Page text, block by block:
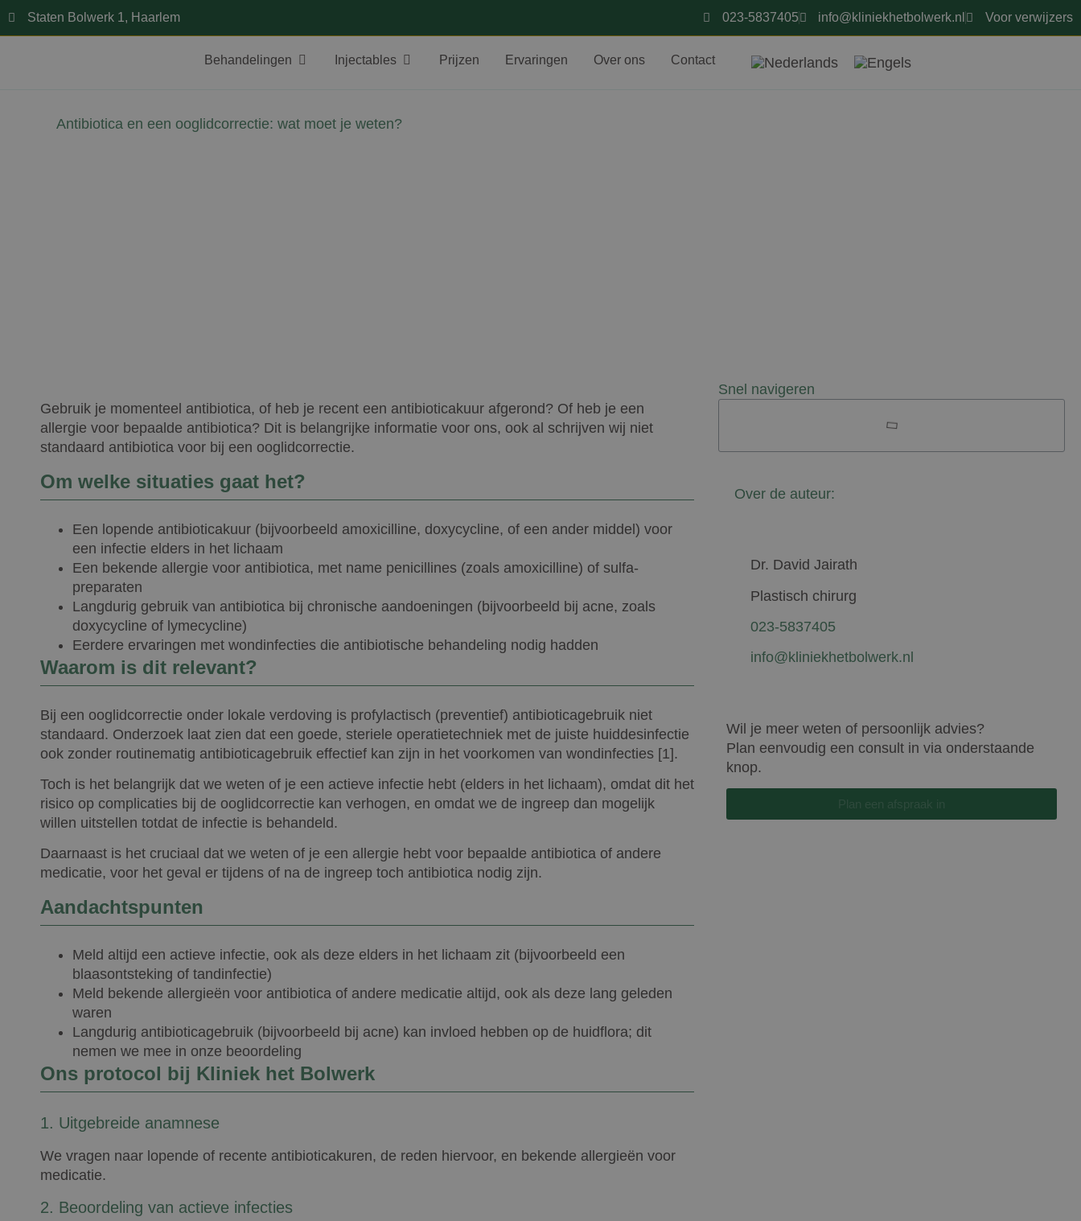
Staten Bolwerk 1, Haarlem 023-5837405 info@kliniekhetbolwerk.nl Voor verwijzers
Behandelingen Injectables Prijzen Ervaringen Over ons Contact
Antibiotica en een ooglidcorrectie: wat moet je weten?
Gebruik je momenteel antibiotica, of heb je recent een antibioticakuur afgerond? Of heb je een
allergie voor bepaalde antibiotica? Dit is belangrijke informatie voor ons, ook al schrijven wij niet
standaard antibiotica voor bij een ooglidcorrectie.
Om welke situaties gaat het?
Een lopende antibioticakuur (bijvoorbeeld amoxicilline, doxycycline, of een ander middel) voor
een infectie elders in het lichaam
Een bekende allergie voor antibiotica, met name penicillines (zoals amoxicilline) of sulfa-
preparaten
Langdurig gebruik van antibiotica bij chronische aandoeningen (bijvoorbeeld bij acne, zoals
doxycycline of lymecycline)
Eerdere ervaringen met wondinfecties die antibiotische behandeling nodig hadden
Waarom is dit relevant?
Bij een ooglidcorrectie onder lokale verdoving is profylactisch (preventief) antibioticagebruik niet
standaard. Onderzoek laat zien dat een goede, steriele operatietechniek met de juiste huiddesinfectie
ook zonder routinematig antibioticagebruik effectief kan zijn in het voorkomen van wondinfecties [1].
Toch is het belangrijk dat we weten of je een actieve infectie hebt (elders in het lichaam), omdat dit het
risico op complicaties bij de ooglidcorrectie kan verhogen, en omdat we de ingreep dan mogelijk
willen uitstellen totdat de infectie is behandeld.
Daarnaast is het cruciaal dat we weten of je een allergie hebt voor bepaalde antibiotica of andere
medicatie, voor het geval er tijdens of na de ingreep toch antibiotica nodig zijn.
Aandachtspunten
Meld altijd een actieve infectie, ook als deze elders in het lichaam zit (bijvoorbeeld een
blaasontsteking of tandinfectie)
Meld bekende allergieën voor antibiotica of andere medicatie altijd, ook als deze lang geleden
waren
Langdurig antibioticagebruik (bijvoorbeeld bij acne) kan invloed hebben op de huidflora; dit
nemen we mee in onze beoordeling
Ons protocol bij Kliniek het Bolwerk
1. Uitgebreide anamnese
We vragen naar lopende of recente antibioticakuren, de reden hiervoor, en bekende allergieën voor
medicatie.
2. Beoordeling van actieve infecties
Snel navigeren
Over de auteur:
Dr. David Jairath
Plastisch chirurg
023-5837405
info@kliniekhetbolwerk.nl
Wil je meer weten of persoonlijk advies?
Plan eenvoudig een consult in via onderstaande
knop.